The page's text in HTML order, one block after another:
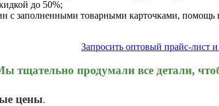
до 50%;
с заполненными товарными карточками,
Запросить оптовый прайс-
тщательно продумали все детали,
цены.